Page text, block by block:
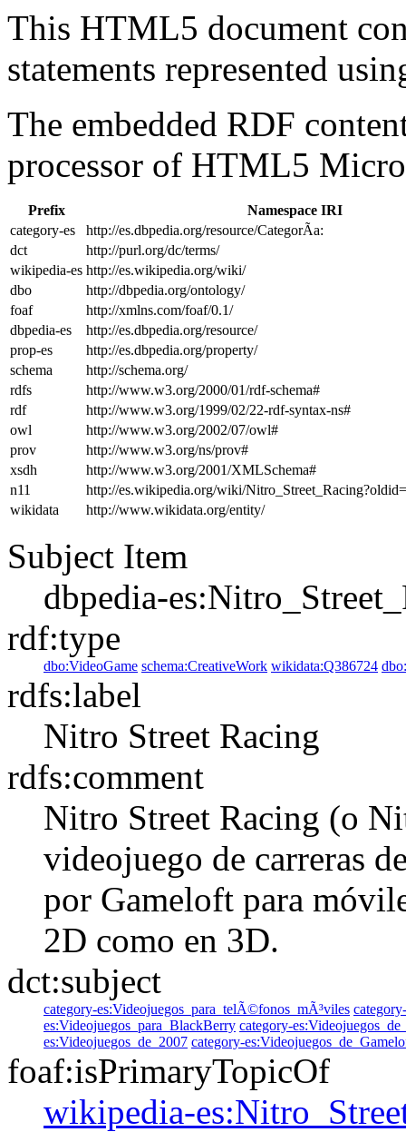
This HTML5 document
statements represented
The embedded RDF
processor of HTML5
Prefix
Namespace IRI
category-es
http://es.dbpedia.org/resource/CategorÃ­a:
dct
http://purl.org/dc/terms/
wikipedia-es http://es.wikipedia.org/wiki/
dbo
http://dbpedia.org/ontology/
foaf
http://xmlns.com/foaf/0.1/
dbpedia-es
http://es.dbpedia.org/resource/
prop-es
http://es.dbpedia.org/property/
schema
http://schema.org/
rdfs
http://www.w3.org/2000/01/rdf-schema#
rdf
http://www.w3.org/1999/02/22-rdf-syntax-ns#
owl
http://www.w3.org/2002/07/owl#
prov
http://www.w3.org/ns/prov#
xsdh
http://www.w3.org/2001/XMLSchema#
n11
http://es.wikipedia.org/wiki/
wikidata
http://www.wikidata.org/entity/
Subject Item
dbpedia-
rdf:type
dbo:VideoGame schema:CreativeWork wikidata:Q386724
rdfs:label
Nitro Street Racing
rdfs:comment
Nitro Street Racing (o
videojuego de carreras
por Gameloft para
2D como en 3D.​​​
dct:subject
category-es:Videojuegos_para_telÃ©fonos_mÃ³viles
es:Videojuegos_para_BlackBerry category-
es:Videojuegos_de_2007 category-
foaf:isPrimaryTopicOf
wikipedia-